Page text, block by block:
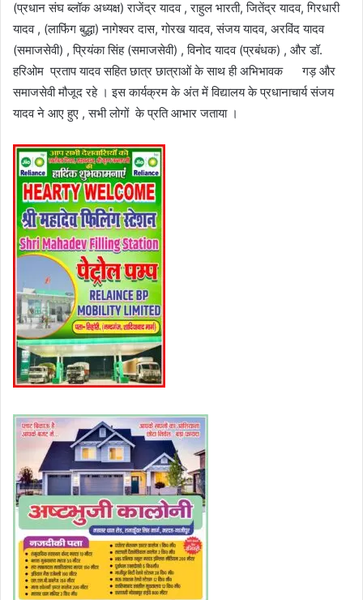
(प्रधान संघ ब्लॉक अध्यक्ष) राजेंद्र यादव , राहुल भारती, जितेंद्र यादव, गिरधारी
यादव , (लाफिंग बुद्धा) नागेश्वर दास, गोरख यादव, संजय यादव, अरविंद यादव
(समाजसेवी) , प्रियंका सिंह (समाजसेवी) , विनोद यादव (प्रबंधक) , और डॉ.
हरिओम प्रताप यादव सहित छात्र छात्राओं के साथ ही अभिभावक गड़ और
समाजसेवी मौजूद रहे । इस कार्यक्रम के अंत में विद्यालय के प्रधानाचार्य संजय
यादव ने आए हुए , सभी लोगों के प्रति आभार जताया ।